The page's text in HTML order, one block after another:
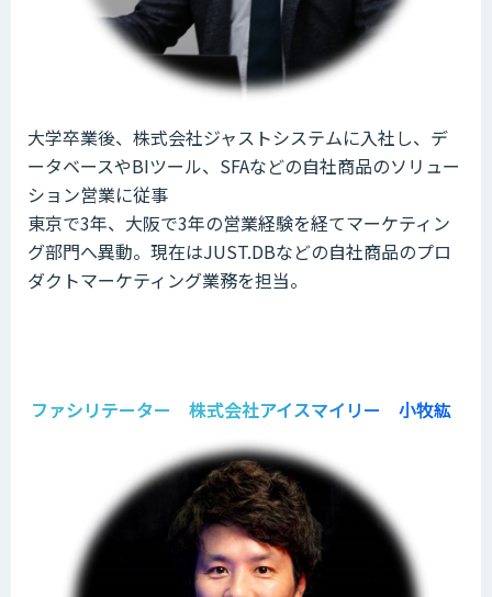
大学卒業後、株式会社ジャストシステムに入社し、デ
ータベースやBIツール、SFAなどの自社商品のソリュー
ション営業に従事
東京で3年、大阪で3年の営業経験を経てマーケティン
グ部門へ異動。現在はJUST.DBなどの自社商品のプロ
ダクトマーケティング業務を担当。
ファシリテーター 株式会社アイスマイリー 小牧紘